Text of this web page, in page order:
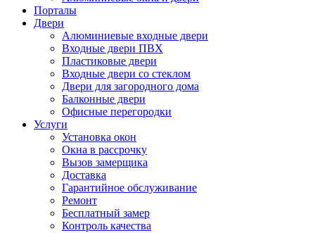
Порталы
Двери
Алюминиевые входные двери
Входные двери ПВХ
Пластиковые двери
Входные двери со стеклом
Двери для загородного дома
Балконные двери
Офисные перегородки
Услуги
Установка окон
Окна в рассрочку
Вызов замерщика
Доставка
Гарантийное обслуживание
Ремонт
Бесплатный замер
Контроль качества